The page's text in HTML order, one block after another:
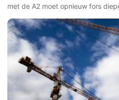
met de A2 moet opnieuw fors